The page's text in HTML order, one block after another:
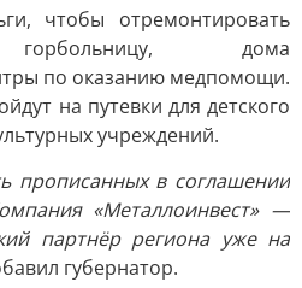
чтобы отремонтировать
горбольницу, дома
по оказанию медпомощи.
на путевки для детского
учреждений.
прописанных в соглашении
«Металлоинвест» —
партнёр региона уже на
губернатор.